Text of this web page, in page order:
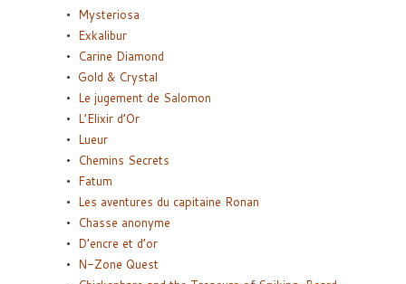
Mysteriosa
Exkalibur
Carine Diamond
Gold & Crystal
Le jugement de Salomon
L’Elixir d’Or
Lueur
Chemins Secrets
Fatum
Les aventures du capitaine Ronan
Chasse anonyme
D’encre et d’or
N-Zone Quest